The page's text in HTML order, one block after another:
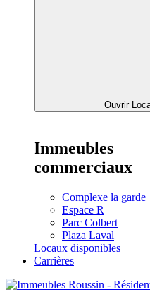
Ouvrir
Immeubles
commerciaux
Complexe la garde
Espace R
Parc Colbert
Plaza Laval
Locaux disponibles
Carrières